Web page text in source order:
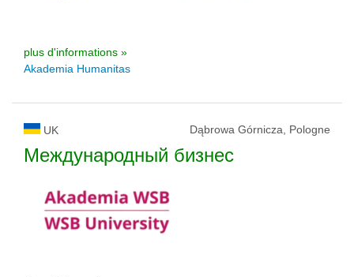
plus d'informations »
Akademia Humanitas
UK Dąbrowa Górnicza, Pologne
Международный бизнес